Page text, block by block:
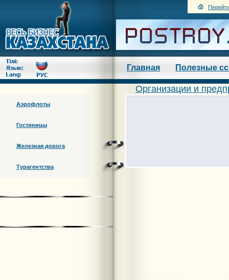
Главная Полезные
Аэрофлоты
Гостиницы
Железная дорога
Турагентства
Организации и